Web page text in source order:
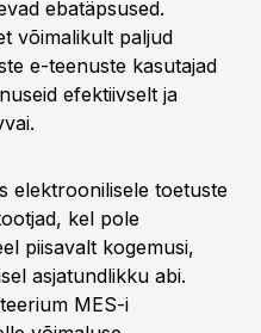
ebatäpsused.
võimalikult paljud
e-teenuste kasutajad
efektiivselt ja
elektroonilisele toetuste
kel pole
piisavalt kogemusi,
asjatundlikku abi.
MES-i